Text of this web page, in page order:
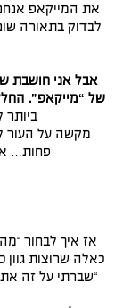
את המייקאפ
אבל אני חושבת
של “מייקאפ”.
מקשה על העור
פחות…
אז איך לבחור
כאלה שרוצות
“שברתי על זה